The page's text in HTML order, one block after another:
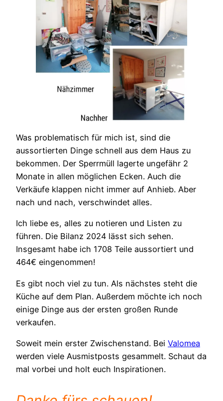
Was problematisch für mich ist, sind die
aussortierten Dinge schnell aus dem Haus zu
bekommen. Der Sperrmüll lagerte ungefähr 2
Monate in allen möglichen Ecken. Auch die
Verkäufe klappen nicht immer auf Anhieb. Aber
nach und nach, verschwindet alles.
Ich liebe es, alles zu notieren und Listen zu
führen. Die Bilanz 2024 lässt sich sehen.
Insgesamt habe ich 1708 Teile aussortiert und
464€ eingenommen!
Es gibt noch viel zu tun. Als nächstes steht die
Küche auf dem Plan. Außerdem möchte ich noch
einige Dinge aus der ersten großen Runde
verkaufen.
Soweit mein erster Zwischenstand. Bei Valomea
werden viele Ausmistposts gesammelt. Schaut da
mal vorbei und holt euch Inspirationen.